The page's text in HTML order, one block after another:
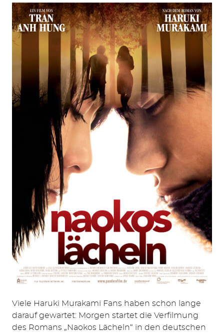
Viele Haruki Murakami Fans haben schon lange
darauf gewartet: Morgen startet die Verfilmung
des Romans „Naokos Lächeln“ in den deutschen